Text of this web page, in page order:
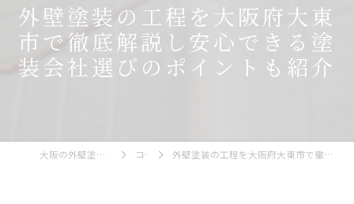
外壁塗装の工程を大阪府大東
市で徹底解説し安心できる塗
装会社選びのポイントも紹介
大阪の外壁塗装ならエンタープライズ コラム 外壁塗装の工程を大阪府大東市で徹底解説し安心できる塗装会社選びのポイントも紹介